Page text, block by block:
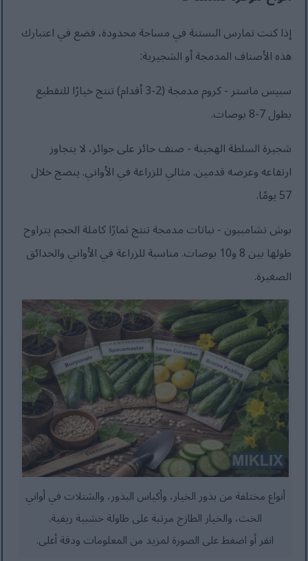
إذا كنت تمارس البستنة في مساحة محدودة، فضع في اعتبارك
هذه الأصناف المدمجة أو الشجيرية:
سبيس ماستر - كروم مدمجة (2-3 أقدام) تنتج خيارًا للتقطيع
بطول 7-8 بوصات.
شجيرة السلطة الهجينة - صنف حائز على جوائز، لا يتجاوز
ارتفاعه وعرضه قدمين. مثالي للزراعة في الأواني. ينضج خلال
57 يومًا.
بوش تشامبيون - نباتات مدمجة تنتج ثمارًا كاملة الحجم يتراوح
طولها بين 8 و10 بوصات. مناسبة للزراعة في الأواني والحدائق
الصغيرة.
أنواع مختلفة من بذور الخيار، وأكياس البذور، والشتلات في أواني
الخث، والخيار الطازج مرتبة على طاولة خشبية ريفية.
انقر أو اضغط على الصورة لمزيد من المعلومات ودقة أعلى.